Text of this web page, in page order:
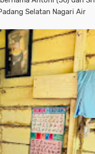
Selatan Nagari Air